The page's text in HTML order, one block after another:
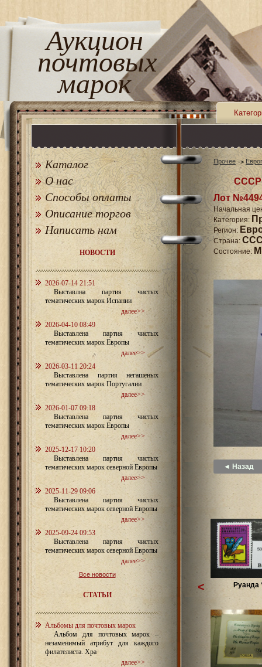
Аукцион
почтовых
марок
Каталог
О нас
Способы оплаты
Описание торгов
Написать нам
НОВОСТИ
2026-07-14 21:51
Выставлна партия чистых
тематических марок Испании
далее>>
2026-04-10 08:49
Выставлена партия чистых
тематических марок Европы
далее>>
2026-03-11 20:24
Выставлена партия негашеных
тематических марок Португалии
далее>>
2026-01-07 09:18
Выставлена партия чистых
тематических марок Европы
далее>>
2025-12-17 10:20
Выставлена партия чистых
тематических марок северной Европы
далее>>
2025-11-29 09:06
Выставлена партия чистых
тематических марок северной Европы
далее>>
2025-09-24 09:53
Выставлена партия чистых
тематических марок северной Европы
далее>>
Все новости
СТАТЬИ
Альбомы для почтовых марок
Альбом для почтовых марок –
незаменимый атрибут для каждого
филателиста. Хра
далее>>
Прочее
СССР
Лот
Начальная
Категория:
Регион:
Страна:
Состояние:
◄ Назад
Руанда
<